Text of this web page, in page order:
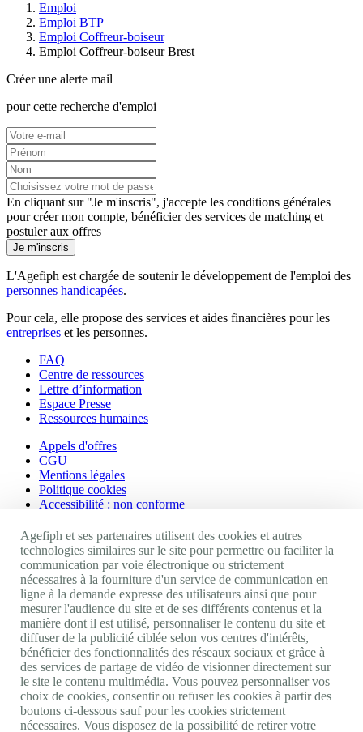
Emploi
Emploi BTP
Emploi Coffreur-boiseur
Emploi Coffreur-boiseur Brest
Créer une alerte mail
pour cette recherche d'emploi
En cliquant sur "Je m'inscris", j'accepte les conditions générales
pour créer mon compte, bénéficier des services de matching et
postuler aux offres
Je m'inscris
L'Agefiph est chargée de soutenir le développement de l'emploi des
personnes handicapées.
Pour cela, elle propose des services et aides financières pour les
entreprises et les personnes.
FAQ
Centre de ressources
Lettre d’information
Espace Presse
Ressources humaines
Appels d'offres
CGU
Mentions légales
Politique cookies
Accessibilité : non conforme
Nos autres sites
Site portail Agefiph
Activateur de progrès
Handinnov
Innovation et recherche
Université du RRH
Service AppuiPro
Nous suivre
Youtube
Linkedin
Agefiph et ses partenaires utilisent des cookies et autres
technologies similaires sur le site pour permettre ou faciliter la
communication par voie électronique ou strictement
nécessaires à la fourniture d'un service de communication en
ligne à la demande expresse des utilisateurs ainsi que pour
mesurer l'audience du site et de ses différents contenus et la
manière dont il est utilisé, personnaliser le contenu du site et
diffuser de la publicité ciblée selon vos centres d'intérêts,
bénéficier des fonctionnalités des réseaux sociaux et grâce à
des services de partage de vidéo de visionner directement sur
le site le contenu multimédia. Vous pouvez personnaliser vos
choix de cookies, consentir ou refuser les cookies à partir des
boutons ci-dessous sauf pour les cookies strictement
nécessaires. Vous disposez de la possibilité de retirer votre